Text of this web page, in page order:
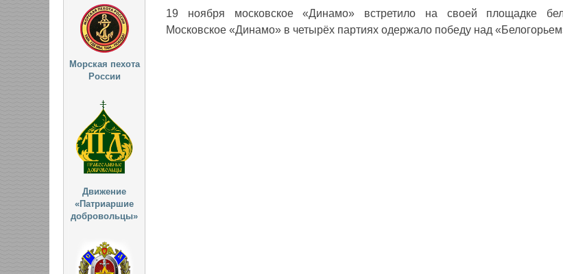
19 ноября московское «Динамо» встретило на своей площадке
Московское «Динамо» в четырёх партиях одержало победу над
Морская пехота
России
Движение
«Патриаршие
добровольцы»